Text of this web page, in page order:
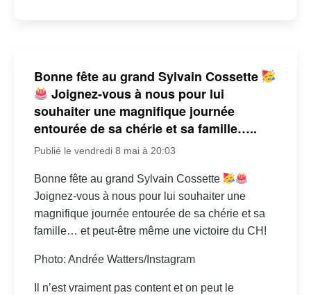
Bonne fête au grand Sylvain Cossette
Joignez-vous à nous pour lui
souhaiter une magnifique journée
entourée de sa chérie et sa famille…..
Publié le vendredi 8 mai à 20:03
Bonne fête au grand Sylvain Cossette
Joignez-vous à nous pour lui souhaiter une
magnifique journée entourée de sa chérie et sa
famille… et peut-être même une victoire du CH!
Photo: Andrée Watters/Instagram
Il n’est vraiment pas content et on peut le